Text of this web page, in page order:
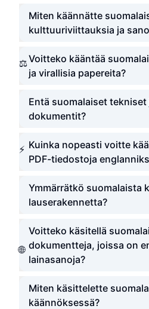
Miten käännätte
kulttuuriviittauksia ja
⚖️Voitteko kääntää
ja virallisia papereita?
Entä suomalaiset
dokumentit?
⚡ Kuinka nopeasti voitte
PDF-tiedostoja
Ymmärrätkö suomalaista
lauserakennetta?
🌐
Voitteko käsitellä
dokumentteja, joissa on
lainasanoja?
Miten käsittelette
käännöksessä?